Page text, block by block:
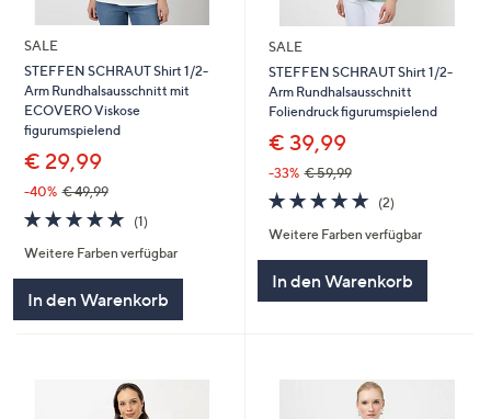
SALE
STEFFEN SCHRAUT Shirt 1/2-
Arm Rundhalsausschnitt mit
ECOVERO Viskose
figurumspielend
€ 29,99
-40% € 49,99
5.0
von
5
(1)1
Weitere Farben verfügbar
In den Warenkorb
SALE
STEFFEN SCHRAUT Shirt 1/2-
Arm Rundhalsausschnitt
Foliendruck figurumspielend
€ 39,99
-33% € 59,99
5.0
von
5
(2)2
Weitere Farben verfügbar
In den Warenkorb